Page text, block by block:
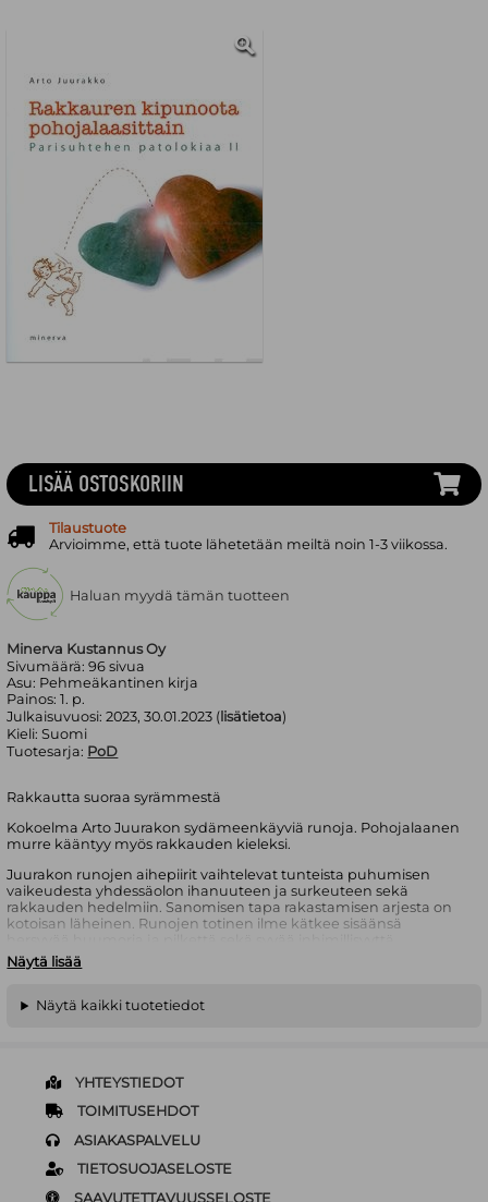
Minerva Kustannus Oy
Sivumäärä:96 sivua
Asu: Pehmeäkantinen kirja
Painos:1. p.
Julkaisuvuosi:2023, 30.01.2023 ( lisätietoa)
Kieli:Suomi
Tuotesarja: PoD
Rakkautta suoraa syrämmestä
Kokoelma Arto Juurakon sydämeenkäyviä runoja. Pohojalaanen
murre kääntyy myös rakkauden kieleksi.
Juurakon runojen aihepiirit vaihtelevat tunteista puhumisen
vaikeudesta yhdessäolon ihanuuteen ja surkeuteen sekä
rakkauden hedelmiin. Sanomisen tapa rakastamisen arjesta on
kotoisan läheinen. Runojen totinen ilme kätkee sisäänsä
Ethän tee musta kynnysmattua, johka mennen tullen pyhiit
nojatualia, johka on mukava istahtaa silloon, ku maalima
puhelut. - Tullahan meiksi
Arto Juurakkoon eteläpohjalainen kirjailija ja Suuren
runojen lisäksi oppikirjoja, tietokirjoja, näytelmiä, laulun sanoja,
lehtijuttuja ja kolumneja.
Näytä lisää
LISÄÄ OSTOSKORIIN
Tilaustuote
Arvioimme, että tuote lähetetään meiltä noin 1-3 viikossa.
Haluan myydä tämän tuotteen
Näytä kaikki tuotetiedot
YHTEYSTIEDOT
TOIMITUSEHDOT
ASIAKASPALVELU
TIETOSUOJASELOSTE
SAAVUTETTAVUUSSELOSTE